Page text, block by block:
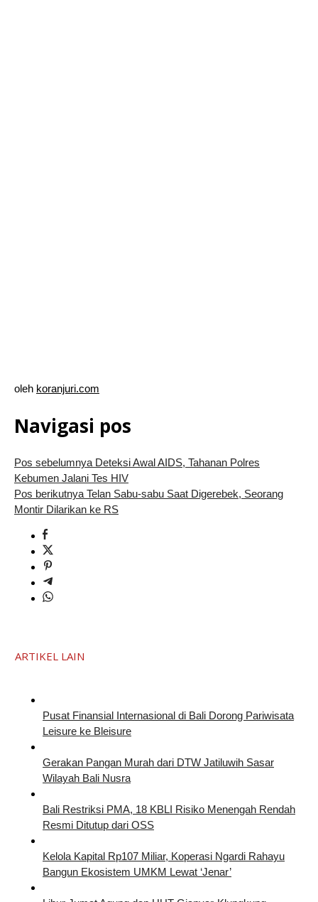
oleh koranjuri.com
Navigasi pos
Pos sebelumnyaDeteksi Awal AIDS, Tahanan Polres
Kebumen Jalani Tes HIV
Pos berikutnyaTelan Sabu-sabu Saat Digerebek, Seorang
Montir Dilarikan ke RS
ARTIKEL LAIN
Pusat Finansial Internasional di Bali Dorong Pariwisata
Leisure ke Bleisure
Gerakan Pangan Murah dari DTW Jatiluwih Sasar
Wilayah Bali Nusra
Bali Restriksi PMA, 18 KBLI Risiko Menengah Rendah
Resmi Ditutup dari OSS
Kelola Kapital Rp107 Miliar, Koperasi Ngardi Rahayu
Bangun Ekosistem UMKM Lewat ‘Jenar’